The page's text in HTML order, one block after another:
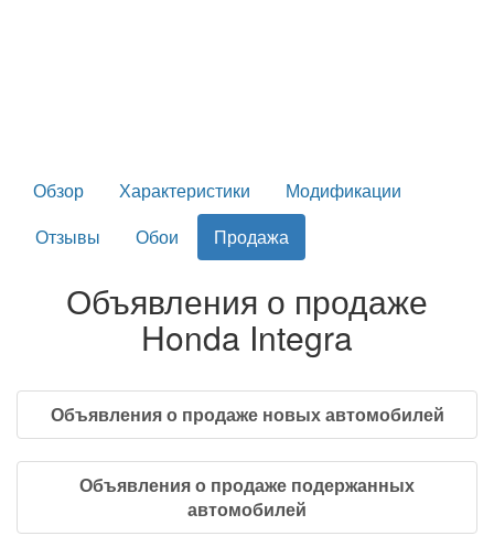
Обзор Характеристики
Модификации
Отзывы
Обои Продажа
Объявления о продаже
Honda Integra
Объявления о продаже новых автомобилей
Объявления о продаже подержанных
автомобилей